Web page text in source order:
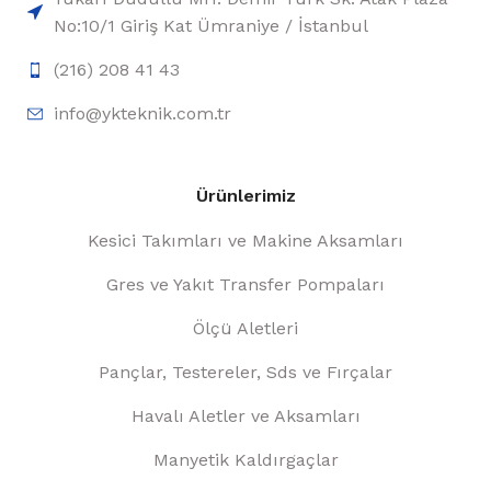
No:10/1 Giriş Kat Ümraniye / İstanbul
(216) 208 41 43
info@ykteknik.com.tr
Ürünlerimiz
Kesici Takımları ve Makine Aksamları
Gres ve Yakıt Transfer Pompaları
Ölçü Aletleri
Pançlar, Testereler, Sds ve Fırçalar
Havalı Aletler ve Aksamları
Manyetik Kaldırgaçlar